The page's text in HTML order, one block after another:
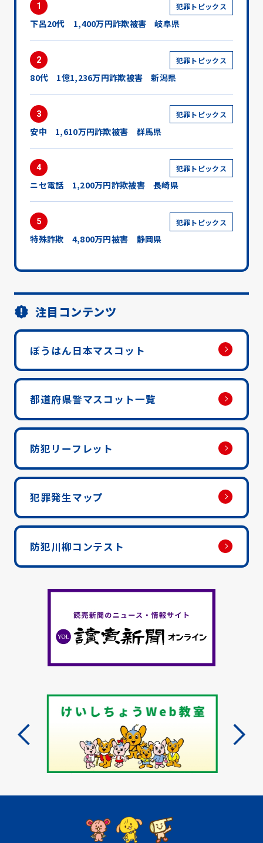
1 犯罪トピックス
下呂20代 1,400万円詐欺被害 岐阜県
2 犯罪トピックス
80代 1億1,236万円詐欺被害 新潟県
3 犯罪トピックス
安中 1,610万円詐欺被害 群馬県
4 犯罪トピックス
ニセ電話 1,200万円詐欺被害 長崎県
5 犯罪トピックス
特殊詐欺 4,800万円被害 静岡県
注目コンテンツ
ぼうはん日本マスコット
都道府県警マスコット一覧
防犯リーフレット
犯罪発生マップ
防犯川柳コンテスト